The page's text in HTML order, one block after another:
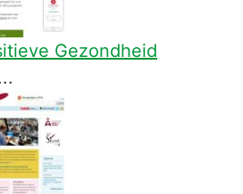
Gezondheid